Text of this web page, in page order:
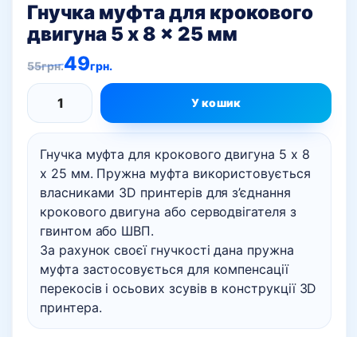
Гнучка муфта для крокового
двигуна 5 x 8 x 25 мм
55грн.
Оригінальна
ціна:
55грн..
49грн.
Поточна
ціна:
49грн..
Гнучка муфта для крокового двигуна 5 x 8
x 25 мм. Пружна муфта використовується
власниками 3D принтерів для з’єднання
крокового двигуна або серводвігателя з
гвинтом або ШВП.
За рахунок своєї гнучкості дана пружна
муфта застосовується для компенсації
перекосів і осьових зсувів в конструкції 3D
принтера.
Гнучка
муфта
для
крокового
двигуна
25
мм
У кошик